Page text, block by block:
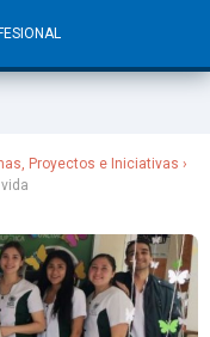
Proyectos e Iniciativas